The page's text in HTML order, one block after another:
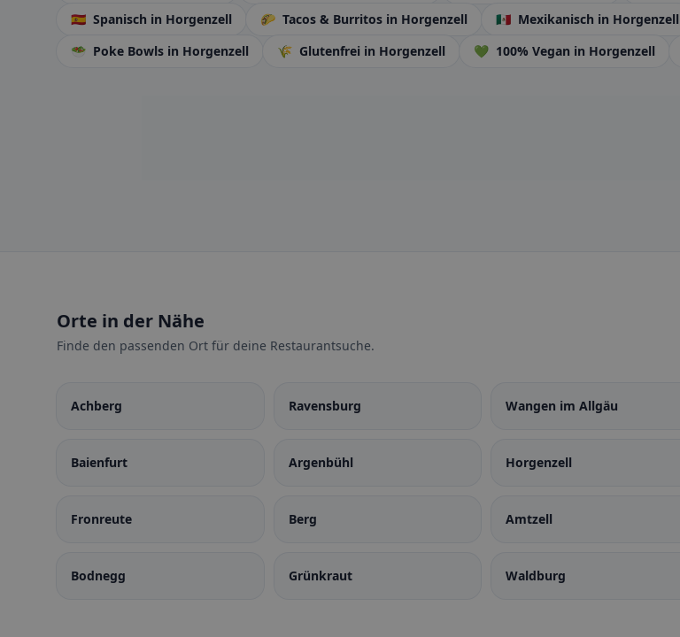
🇪🇸 Spanisch in Horgenzell 🌮 Tacos & Burritos in Horgenzell 🇲🇽 Mexikanisch in Horgenzell
🥗 Poke Bowls in Horgenzell 🌾 Glutenfrei in Horgenzell 💚 100% Vegan in Horgenzell
Orte in der Nähe
Finde den passenden Ort für deine Restaurantsuche.
Achberg Ravensburg Wangen im Allgäu
Baienfurt Argenbühl Horgenzell
Fronreute Berg Amtzell
Bodnegg Grünkraut Waldburg